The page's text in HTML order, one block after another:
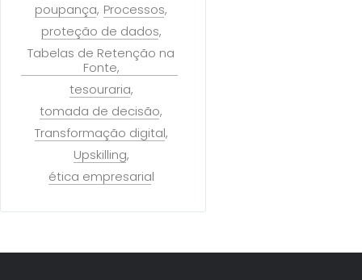
poupança Processos
proteção de dados
Tabelas de Retenção na
Fonte
tesouraria
tomada de decisão
Transformação digital
Upskilling
ética empresarial